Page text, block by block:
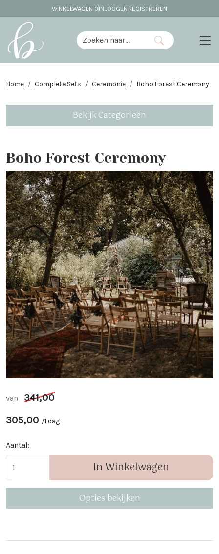
WINKELWAGEN 0 INLOGGEN REGISTREREN
Home Complete Sets Ceremonie Boho Forest Ceremony
Bekijk Categorieën
Boho Forest Ceremony
van
341,00
305,00 /1 dag
Aantal:
In Winkelwagen
Opties bekijken